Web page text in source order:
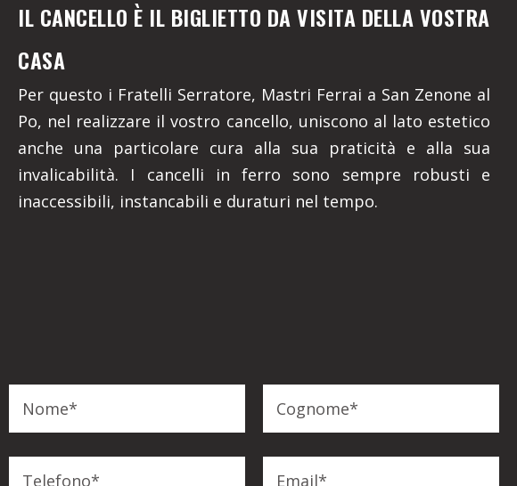
IL CANCELLO È IL BIGLIETTO DA VISITA DELLA VOSTRA
CASA
Per questo i Fratelli Serratore, Mastri Ferrai a San Zenone al
Po, nel realizzare il vostro cancello, uniscono al lato estetico
anche una particolare cura alla sua praticità e alla sua
invalicabilità. I cancelli in ferro sono sempre robusti e
inaccessibili, instancabili e duraturi nel tempo.